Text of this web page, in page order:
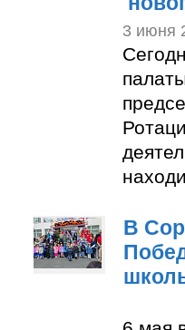
3 июня
В